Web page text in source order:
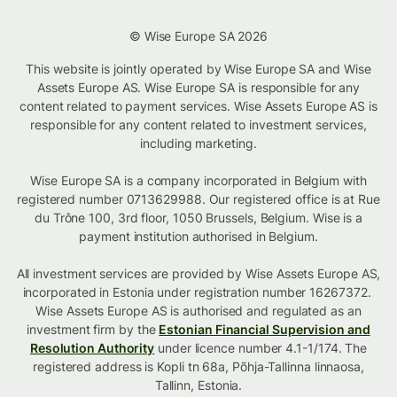
© Wise Europe SA 2026
This website is jointly operated by Wise Europe SA and Wise
Assets Europe AS. Wise Europe SA is responsible for any
content related to payment services. Wise Assets Europe AS is
responsible for any content related to investment services,
including marketing.
Wise Europe SA is a company incorporated in Belgium with
registered number 0713629988. Our registered office is at Rue
du Trône 100, 3rd floor, 1050 Brussels, Belgium. Wise is a
payment institution authorised in Belgium.
All investment services are provided by Wise Assets Europe AS,
incorporated in Estonia under registration number 16267372.
Wise Assets Europe AS is authorised and regulated as an
investment firm by the Estonian Financial Supervision and
Resolution Authority under licence number 4.1-1/174. The
registered address is Kopli tn 68a, Põhja-Tallinna linnaosa,
Tallinn, Estonia.